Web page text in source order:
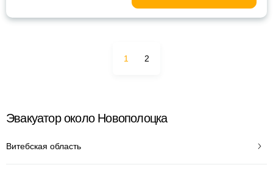
1 2
Эвакуатор около Новополоцка
Витебская область